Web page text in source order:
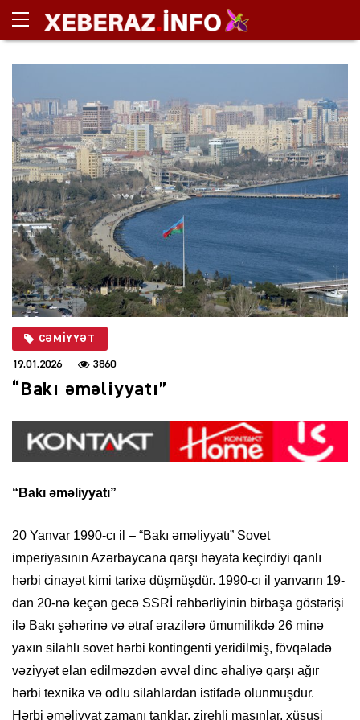
CƏMIYYƏT
19.01.2026 3860
“Bakı əməliyyatı”
“Bakı əməliyyatı”
20 Yanvar 1990-cı il – “Bakı əməliyyatı” Sovet
imperiyasının Azərbaycana qarşı həyata keçirdiyi qanlı
hərbi cinayət kimi tarixə düşmüşdür. 1990-cı il yanvarın 19-
dan 20-nə keçən gecə SSRİ rəhbərliyinin birbaşa göstərişi
ilə Bakı şəhərinə və ətraf ərazilərə ümumilikdə 26 minə
yaxın silahlı sovet hərbi kontingenti yeridilmiş, fövqəladə
vəziyyət elan edilməzdən əvvəl dinc əhaliyə qarşı ağır
hərbi texnika və odlu silahlardan istifadə olunmuşdur.
Hərbi əməliyyat zamanı tanklar, zirehli maşınlar, xüsusi